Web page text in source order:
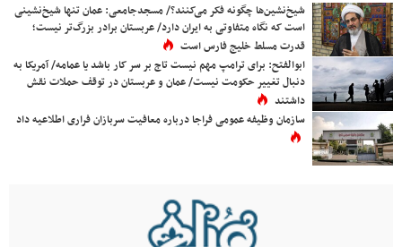
شیخ‌نشین‌ها چگونه فکر می‌کنند؟/ مسجدجامعی: عمان تنها شیخ‌نشینی
است که نگاه متفاوتی به ایران دارد/ عربستان برادر بزرگ‌تر نیست؛
قدرت مسلط خلیج فارس است
ابوالفتح: برای ترامپ مهم نیست تاج بر سر کار باشد یا عمامه/ آمریکا به
دنبال تغییر حکومت نیست/ عمان و عربستان در توقف حملات نقش
داشتند
سازمان وظیفه عمومی فراجا درباره معافیت سربازان فراری اطلاعیه داد